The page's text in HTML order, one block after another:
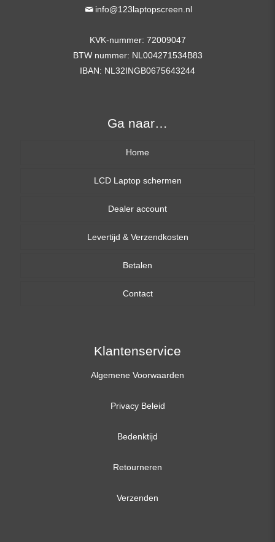
info@123laptopscreen.nl
KVK-nummer: 72009047
BTW nummer: NL004271534B83
IBAN: NL32INGB0675643244
Ga naar…
Home
LCD Laptop schermen
13,3 inch
14,0 inch
15,6 inch
17,3 inch
Dealer account
Levertijd & Verzendkosten
Betalen
Contact
Klantenservice
Algemene Voorwaarden
Privacy Beleid
Bedenktijd
Retourneren
Verzenden